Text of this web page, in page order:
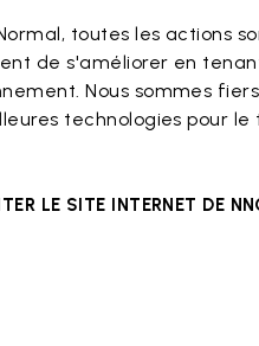
toutes les actions
de s'améliorer en
Nous sommes
technologies pour
LE SITE INTERNET DE